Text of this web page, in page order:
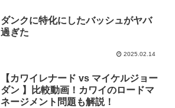
ダンクに特化にしたバッシュがヤバ
過ぎた
2025.02.14
【カワイレナード vs マイケルジョー
ダン 】比較動画！カワイのロードマ
ネージメント問題も解説！